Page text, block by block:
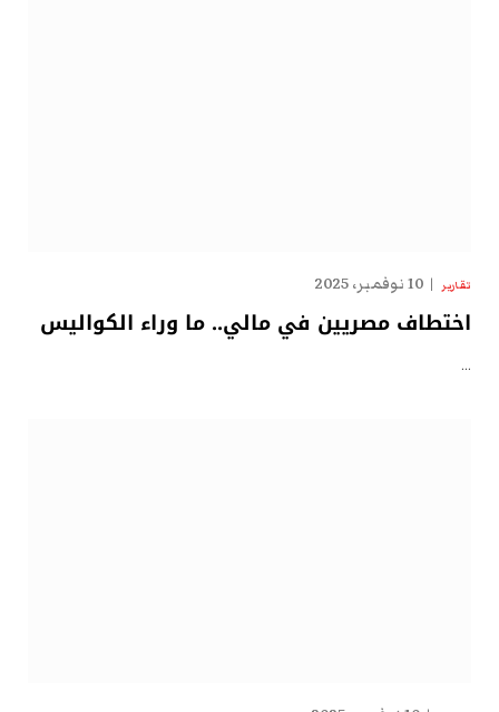
تقارير 10 نوفمبر، 2025
اختطاف مصريين في مالي.. ما وراء الكواليس
…